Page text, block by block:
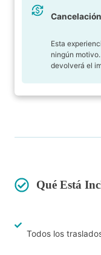
Esta
ningún
devolverá el
Qué Está
Todos los